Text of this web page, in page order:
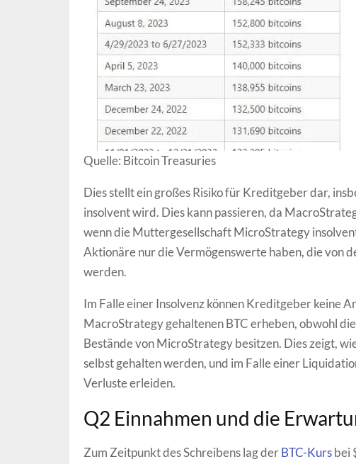
Quelle: Bitcoin Treasuries
Dies stellt ein großes Risiko für Kreditgeber dar,
insolvent wird. Dies kann passieren, da
wenn die Muttergesellschaft MicroStrategy
Aktionäre nur die Vermögenswerte haben, die von
werden.
Im Falle einer Insolvenz können Kreditgeber keine
MacroStrategy gehaltenen BTC erheben, obwohl
Bestände von MicroStrategy besitzen. Dies zeigt,
selbst gehalten werden, und im Falle einer
Verluste erleiden.
Q2 Einnahmen und die
Zum Zeitpunkt des Schreibens lag derBTC-Kursbei